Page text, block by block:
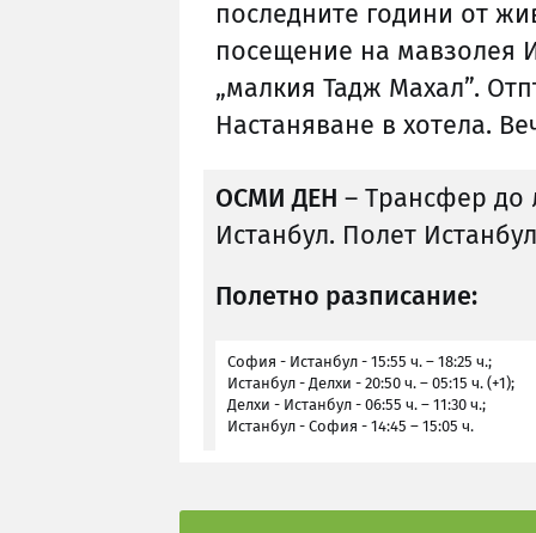
последните години от
посещение на мавзолея
„малкия Тадж Махал”.
Настаняване в хотела.
ОСМИ ДЕН – Трансфер до
Истанбул. Полет
Полетно разписание:
София - Истанбул - 15:55 ч. – 18:25 ч.;
Истанбул - Делхи - 20:50 ч. – 05:15 ч. (+1);
Делхи - Истанбул - 06:55 ч. – 11:30 ч.;
Истанбул - София - 14:45 – 15:05 ч.